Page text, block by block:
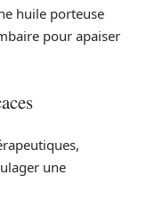
huile porteuse
pour apaiser
une